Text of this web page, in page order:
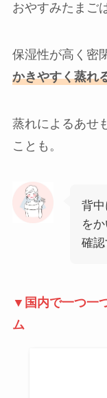
おやすみたまご
保湿性が高く密
かきやすく蒸れ
蒸れによるあせ
ことも。
背
を
確認
▼国内で一つ一
ム